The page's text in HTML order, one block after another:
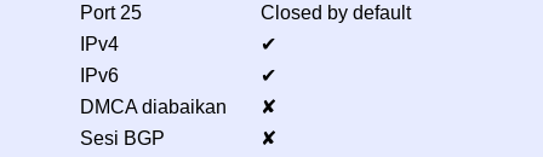
Port 25
Closed by default
IPv4
✔
IPv6
✔
DMCA diabaikan
✘
Sesi BGP
✘